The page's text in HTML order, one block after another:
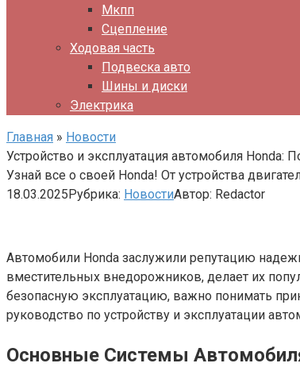
Мкпп
Сцепление
Ходовая часть
Подвеска авто
Шины и диски
Электрика
Главная » Новости
Устройство и эксплуатация автомобиля Honda:
Узнай все о своей Honda! От устройства
18.03.2025Рубрика: НовостиАвтор: Redactor
Автомобили Honda заслужили репутацию
вместительных внедорожников, делает их
безопасную эксплуатацию, важно понимать
руководство по устройству и эксплуатации
Основные Системы